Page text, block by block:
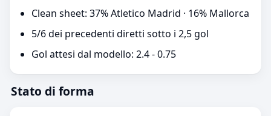
Clean sheet: 37% Atletico Madrid · 16% Mallorca
5/6 dei precedenti diretti sotto i 2,5 gol
Gol attesi dal modello: 2.4 - 0.75
Stato di forma